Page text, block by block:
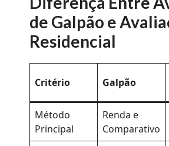
de Galpão e
Residencial
Critério Galpão
Método
Principal
Renda e
Comparativo